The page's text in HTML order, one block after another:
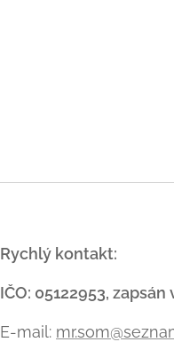
Rychlý kontakt:
IČO: 05122953,
E-mail: